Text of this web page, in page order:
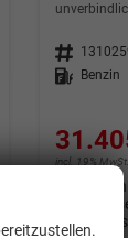
Fahrzeugnr.
Kraftstoff
Benzin
incl. 19% MwSt.
-
CO2 -